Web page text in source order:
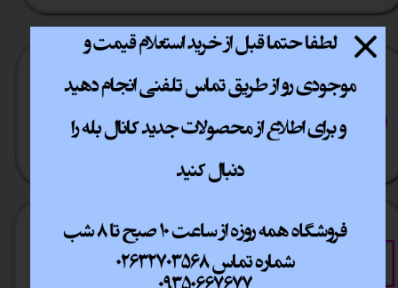
پشتیبانی انلاین
​7روز هفته 10تا 20
ارسال سریع
​​سراسر ایران
خرید آسان
فقط با چند کلیک
خرید قسطی